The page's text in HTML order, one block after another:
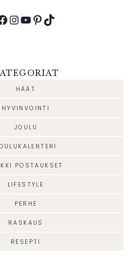
Instagram
YouTube
Pinterest
TikTok
HÄÄT
HYVINVOINTI
JOULU
POSTAUKSET
LIFESTYLE
PERHE
RASKAUS
RESEPTI